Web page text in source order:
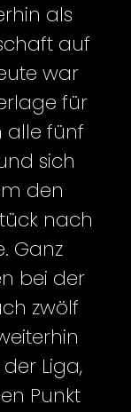
als
auf
war
für
alle fünf
sich
den
nach
Ganz
bei der
zwölf
Liga,
Punkt